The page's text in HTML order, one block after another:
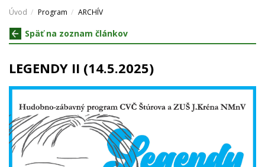
Úvod Program ARCHÍV
Späť na zoznam článkov
LEGENDY II (14.5.2025)